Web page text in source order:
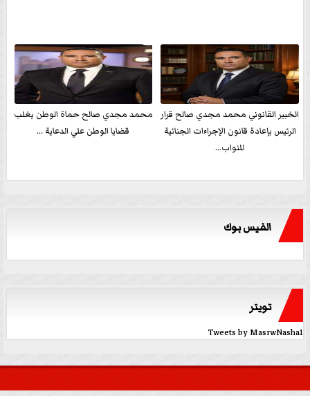
الخبير القانوني محمد مجدي صالح قرار
الرئيس بإعادة قانون الإجراءات الجنائية
للنواب...
محمد مجدي صالح حماة الوطن يغلب
قضايا الوطن علي الدعاية ...
الفيس بوك
تويتر
Tweets by MasrwNasha1